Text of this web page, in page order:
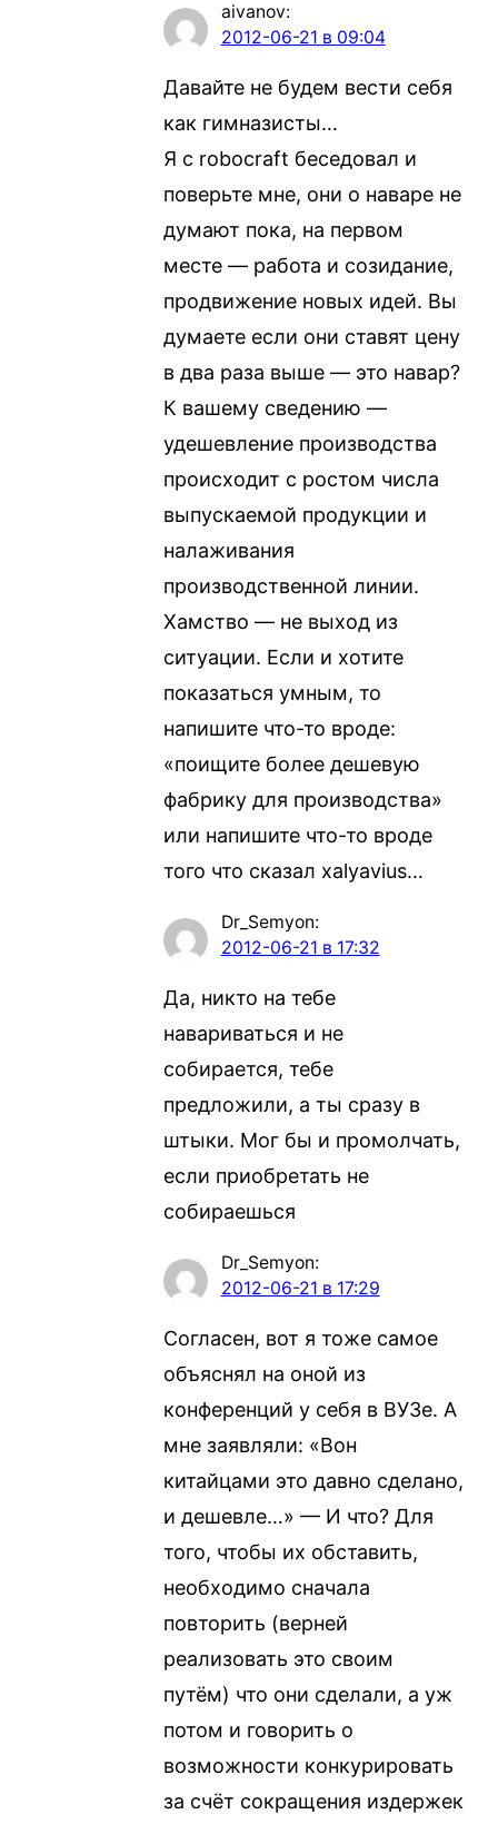
aivanov:
2012-06-21 в 09:04
Давайте не будем вести себя
как гимназисты…
Я с robocraft беседовал и
поверьте мне, они о наваре не
думают пока, на первом
месте — работа и созидание,
продвижение новых идей. Вы
думаете если они ставят цену
в два раза выше — это навар?
К вашему сведению —
удешевление производства
происходит с ростом числа
выпускаемой продукции и
налаживания
производственной линии.
Хамство — не выход из
ситуации. Если и хотите
показаться умным, то
напишите что-то вроде:
«поищите более дешевую
фабрику для производства»
или напишите что-то вроде
того что сказал xalyavius…
Dr_Semyon:
2012-06-21 в 17:32
Да, никто на тебе
навариваться и не
собирается, тебе
предложили, а ты сразу в
штыки. Мог бы и промолчать,
если приобретать не
собираешься
Dr_Semyon:
2012-06-21 в 17:29
Согласен, вот я тоже самое
объяснял на оной из
конференций у себя в ВУЗе. А
мне заявляли: «Вон
китайцами это давно сделано,
и дешевле…» — И что? Для
того, чтобы их обставить,
необходимо сначала
повторить (верней
реализовать это своим
путём) что они сделали, а уж
потом и говорить о
возможности конкурировать
за счёт сокращения издержек